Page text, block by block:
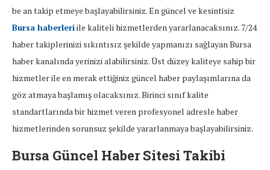
be an takip etmeye başlayabilirsiniz. En güncel ve kesintisiz
Bursa haberleriile kaliteli hizmetlerden yararlanacaksınız. 7/24
haber takiplerinizi sıkıntısız şekilde yapmanızı sağlayan Bursa
haber kanalında yerinizi alabilirsiniz. Üst düzey kaliteye sahip bir
hizmetler ile en merak ettiğiniz güncel haber paylaşımlarına da
göz atmaya başlamış olacaksınız. Birinci sınıf kalite
standartlarında bir hizmet veren profesyonel adresle haber
hizmetlerinden sorunsuz şekilde yararlanmaya başlayabilirsiniz.
Bursa Güncel Haber Sitesi Takibi